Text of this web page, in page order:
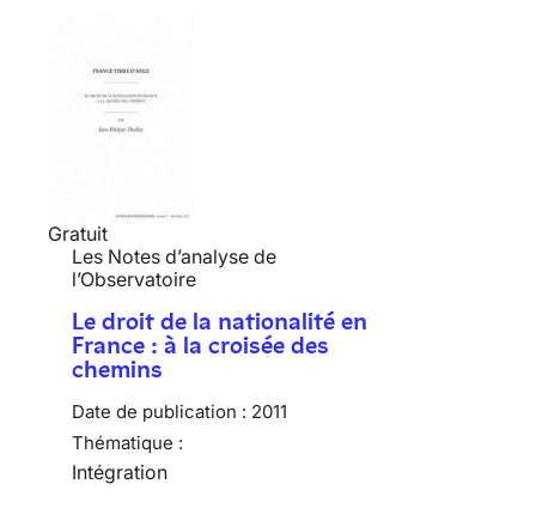
Gratuit
Les Notes d’analyse de
l’Observatoire
Le droit de la nationalité en
France : à la croisée des
chemins
Date de publication : 2011
Thématique :
Intégration